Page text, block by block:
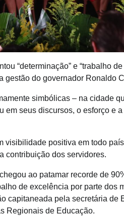
“determinação” e “trabalho
gestão do governador Ronaldo
simbólicas – na cidade
seus discursos, o esforço e
positiva em todo
contribuição dos servidores.
ao patamar recorde de
de excelência por parte dos
capitaneada pela secretária de
Regionais de Educação.